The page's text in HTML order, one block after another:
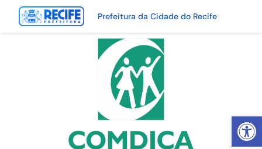
Abrir
Prefeitura da Cidade do Recife